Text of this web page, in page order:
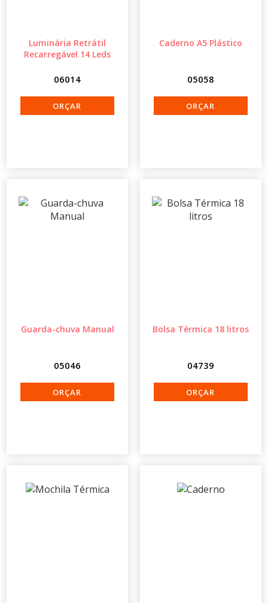
Luminária Retrátil
Recarregável 14 Leds
06014
Caderno A5 Plástico
05058
Guarda-chuva Manual
05046
Bolsa Térmica 18 litros
04739